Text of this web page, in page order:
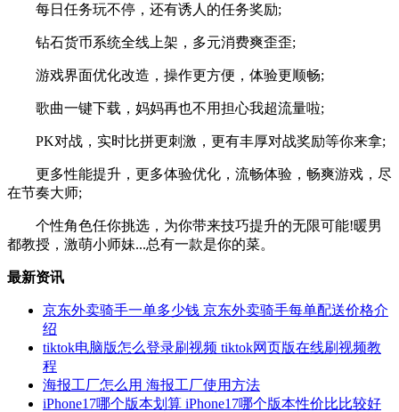
每日任务玩不停，还有诱人的任务奖励;
钻石货币系统全线上架，多元消费爽歪歪;
游戏界面优化改造，操作更方便，体验更顺畅;
歌曲一键下载，妈妈再也不用担心我超流量啦;
PK对战，实时比拼更刺激，更有丰厚对战奖励等你来拿;
更多性能提升，更多体验优化，流畅体验，畅爽游戏，尽
在节奏大师;
个性角色任你挑选，为你带来技巧提升的无限可能!暖男
都教授，激萌小师妹...总有一款是你的菜。
最新资讯
京东外卖骑手一单多少钱 京东外卖骑手每单配送价格介
绍
tiktok电脑版怎么登录刷视频 tiktok网页版在线刷视频教
程
海报工厂怎么用 海报工厂使用方法
iPhone17哪个版本划算 iPhone17哪个版本性价比比较好